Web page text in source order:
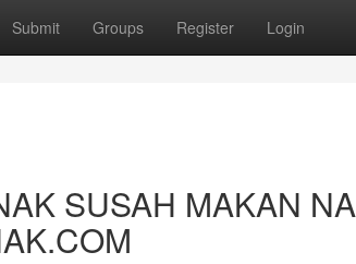
Submit Groups Register Login
SUSAH MAKAN